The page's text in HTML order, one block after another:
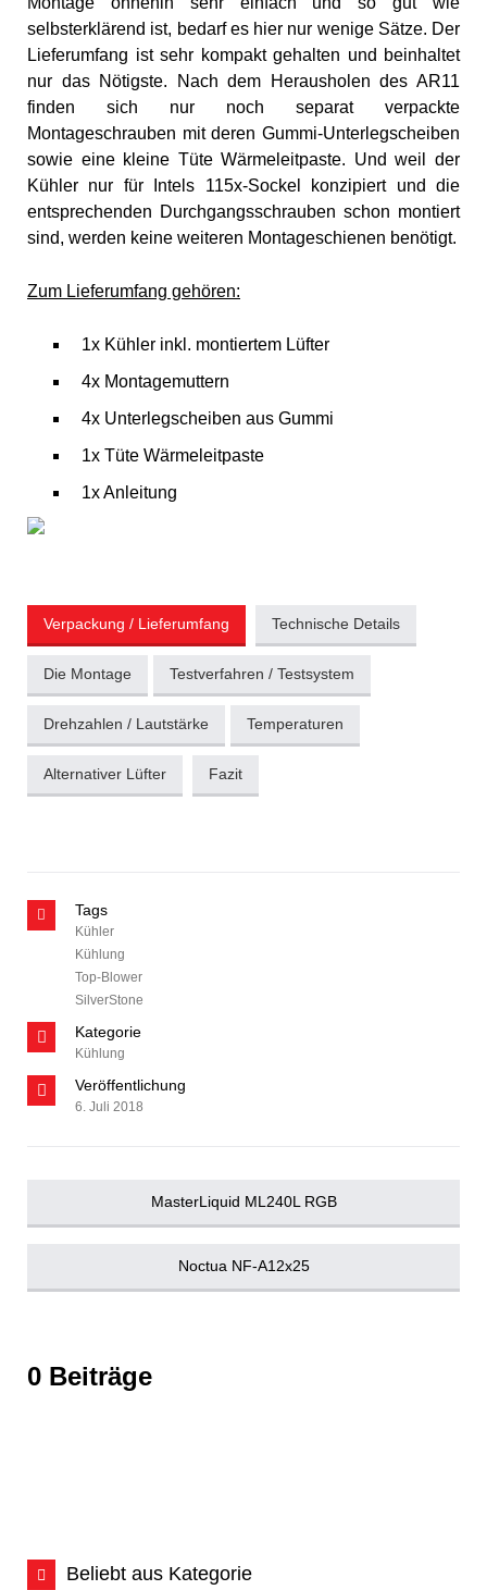
selbsterklärend ist, bedarf es hier nur wenige Sätze. Der
Lieferumfang ist sehr kompakt gehalten und beinhaltet
nur das Nötigste. Nach dem Herausholen des AR11
finden sich nur noch separat verpackte
Montageschrauben mit deren Gummi-Unterlegscheiben
sowie eine kleine Tüte Wärmeleitpaste. Und weil der
Kühler nur für Intels 115x-Sockel konzipiert und die
entsprechenden Durchgangsschrauben schon montiert
sind, werden keine weiteren Montageschienen benötigt.
Zum Lieferumfang gehören:
1x Kühler inkl. montiertem Lüfter
4x Montagemuttern
4x Unterlegscheiben aus Gummi
1x Tüte Wärmeleitpaste
1x Anleitung
Verpackung / Lieferumfang Technische Details
Die Montage Testverfahren / Testsystem
Drehzahlen / Lautstärke Temperaturen
Alternativer Lüfter Fazit
Tags
Kühler
Kühlung
Top-Blower
SilverStone
Kategorie
Kühlung
Veröffentlichung
6. Juli 2018
MasterLiquid ML240L RGB
Noctua NF-A12x25
0 Beiträge
Beliebt aus Kategorie